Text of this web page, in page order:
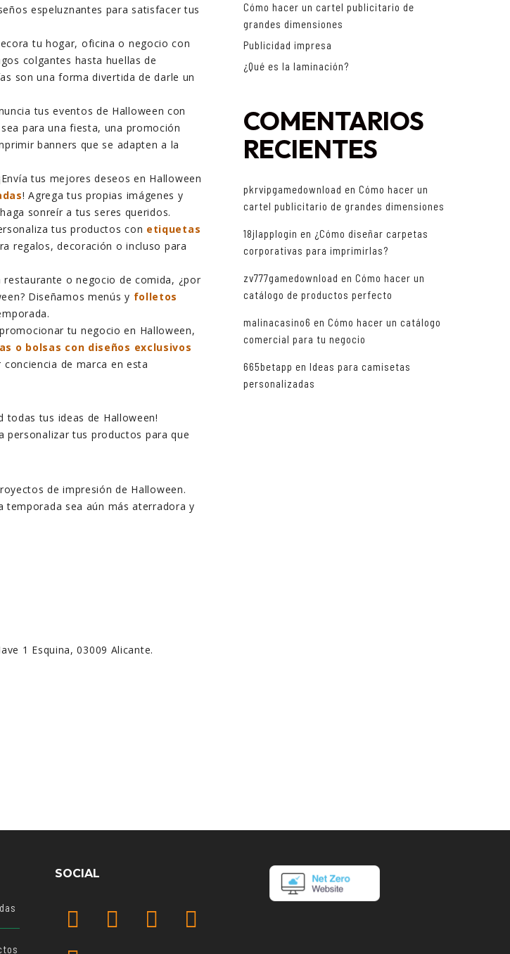
espeluznantes para satisfacer tus
tu hogar, oficina o negocio con
colgantes hasta huellas de
son una forma divertida de darle un
tus eventos de Halloween con
sea para una fiesta, una promoción
banners que se adapten a la
tus mejores deseos en Halloween
! Agrega tus propias imágenes y
sonreír a tus seres queridos.
tus productos con etiquetas
regalos, decoración o incluso para
restaurante o negocio de comida, ¿por
Diseñamos menús y folletos
tu negocio en Halloween,
o bolsas con diseños exclusivos
de marca en esta
todas tus ideas de Halloween!
personalizar tus productos para que
de impresión de Halloween.
temporada sea aún más aterradora y
1 Esquina, 03009 Alicante.
Cómo hacer un cartel publicitario de
grandes dimensiones
Publicidad impresa
¿Qué es la laminación?
COMENTARIOS
RECIENTES
pkrvipgamedownload en Cómo hacer un
cartel publicitario de grandes dimensiones
18jlapplogin en ¿Cómo diseñar carpetas
corporativas para imprimirlas?
zv777gamedownload en Cómo hacer un
catálogo de productos perfecto
malinacasino6 en Cómo hacer un catálogo
comercial para tu negocio
665betapp en Ideas para camisetas
personalizadas
SOCIAL